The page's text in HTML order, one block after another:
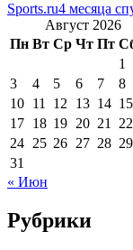
Sports.ru4 месяца
Август 2026
Пн Вт Ср Чт Пт
1
3
4 5 6 7 8
10 11 12 13 14 15
17 18 19 20 21 22
24 25 26 27 28 29
31
« Июн
Рубрики